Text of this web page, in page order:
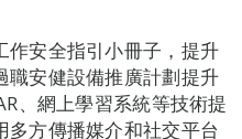
作安全指引小冊子，提升
職安健設備推廣計劃提升
、網上學習系統等技術提
方傳播媒介和社交平台